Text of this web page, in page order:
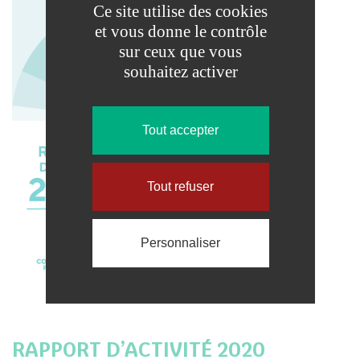
RAPPORT D’ACTIVITÉ 2020
Ce site utilise des cookies
et vous donne le contrôle
sur ceux que vous
souhaitez activer
Tout accepter
Tout refuser
Personnaliser